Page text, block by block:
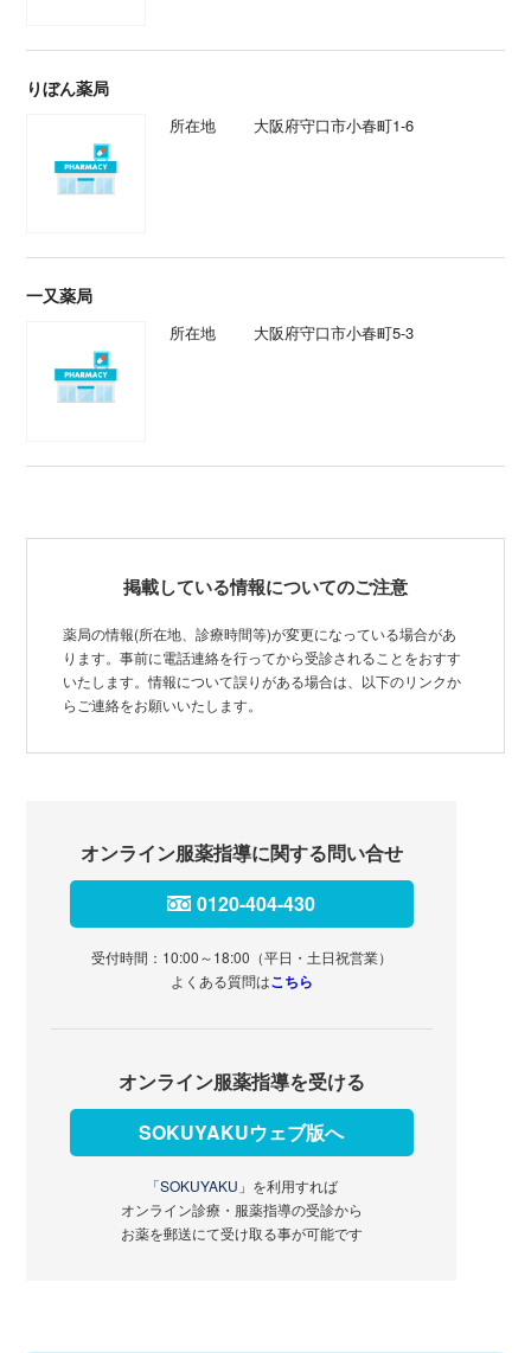
りぼん薬局
所在地 大阪府守口市小春町1-6
一又薬局
所在地 大阪府守口市小春町5-3
掲載している情報についてのご注意
薬局の情報(所在地、診療時間等)が変更になっている場合があ
ります。事前に電話連絡を行ってから受診されることをおすす
いたします。情報について誤りがある場合は、以下のリンクか
らご連絡をお願いいたします。
オンライン服薬指導に関する問い合せ
0120-404-430
受付時間：10:00～18:00（平日・土日祝営業）
よくある質問はこちら
オンライン服薬指導を受ける
SOKUYAKUウェブ版へ
「SOKUYAKU」 を利用すれば
オンライン診療・服薬指導の受診から
お薬を郵送にて受け取る事が可能です